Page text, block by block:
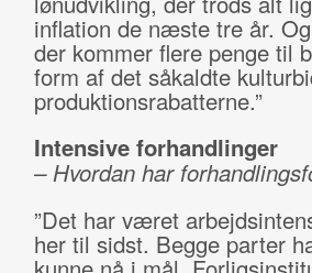
inflation de næste tre år.
der kommer flere penge til
form af det såkaldte
produktionsrabatterne.”
Intensive forhandlinger
– Hvordan har
”Det har været
her til sidst. Begge parter